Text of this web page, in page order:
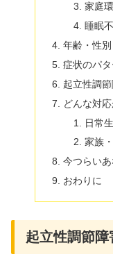
家庭
睡眠
年齢・性
症状のパ
起立性調
どんな対
日常
家族
今つらい
おわりに
起立性調節障